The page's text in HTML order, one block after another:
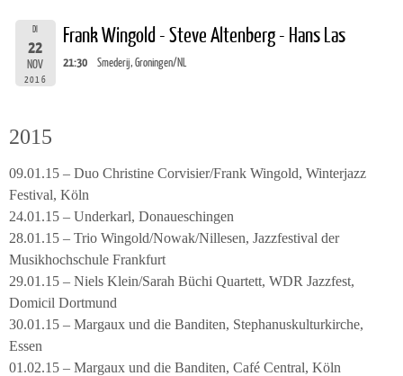
DI
22
NOV
2016
Frank Wingold - Steve Altenberg - Hans Las
21:30 Smederij, Groningen/NL
2015
09.01.15 – Duo Christine Corvisier/Frank Wingold, Winterjazz
Festival, Köln
24.01.15 – Underkarl, Donaueschingen
28.01.15 – Trio Wingold/Nowak/Nillesen, Jazzfestival der
Musikhochschule Frankfurt
29.01.15 – Niels Klein/Sarah Büchi Quartett, WDR Jazzfest,
Domicil Dortmund
30.01.15 – Margaux und die Banditen, Stephanuskulturkirche,
Essen
01.02.15 – Margaux und die Banditen, Café Central, Köln